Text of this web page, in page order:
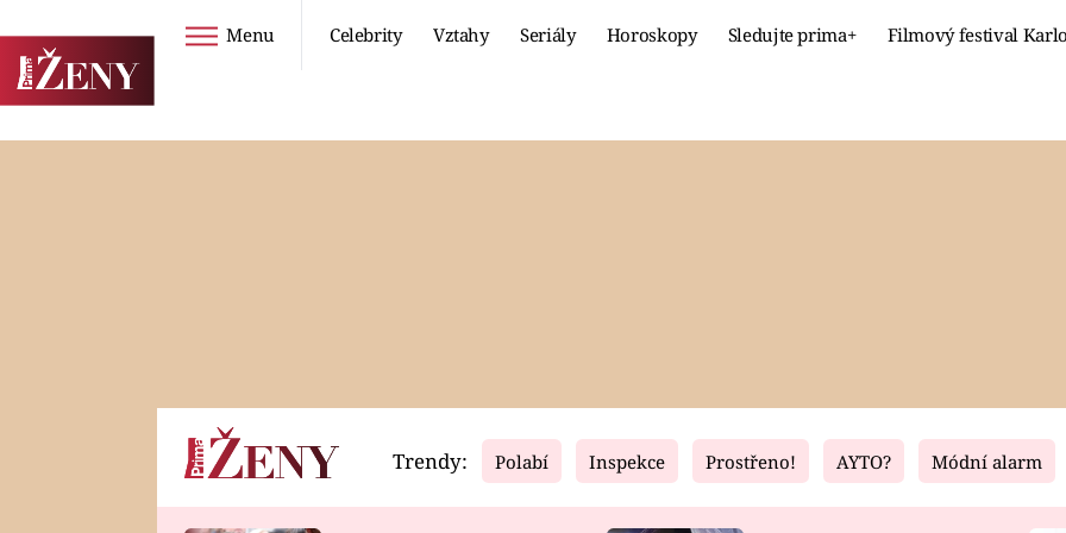
Menu Celebrity Vztahy Seriály Horoskopy Sledujte prima+ Filmový festival
Horoskopy Video Fresh Living
Trendy: Polabí Inspekce Prostřeno! AYTO? Módní alarm